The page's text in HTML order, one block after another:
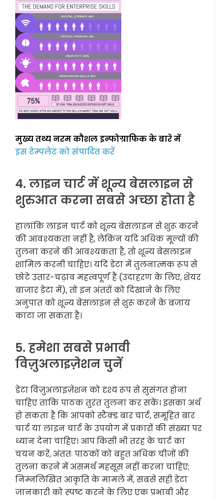
मुख्य तथ्य नरम कौशल इन्फोग्राफिक के बारे में
इस टेम्पलेट को संपादित करें
4. लाइन चार्ट में शून्य बेसलाइन से
शुरुआत करना सबसे अच्छा होता है
हालांकि लाइन चार्ट को शून्य बेसलाइन से शुरू करने
की आवश्यकता नहीं है, लेकिन यदि अधिक मूल्यों की
तुलना करने की आवश्यकता है, तो शून्य बेसलाइन
शामिल करनी चाहिए। यदि डेटा में तुलनात्मक रूप से
छोटे उतार-चढ़ाव महत्वपूर्ण हैं (उदाहरण के लिए, शेयर
बाजार डेटा में), तो इन अंतरों को दिखाने के लिए
अनुपात को शून्य बेसलाइन से शुरू करने के बजाय
काटा जा सकता है।
5. हमेशा सबसे प्रभावी
विज़ुअलाइज़ेशन चुनें
डेटा विज़ुअलाइज़ेशन को दृश्य रूप से सुसंगत होना
चाहिए ताकि पाठक तुरंत तुलना कर सकें। इसका अर्थ
हो सकता है कि आपको स्टैक्ड बार चार्ट, समूहित बार
चार्ट या लाइन चार्ट के उपयोग में प्रकारों की संख्या पर
ध्यान देना चाहिए। आप किसी भी तरह के चार्ट का
चयन करें, अंततः पाठकों को बहुत अधिक चीजों की
तुलना करने में असमर्थ महसूस नहीं करना चाहिए;
निम्नलिखित आकृति के मामले में, सबसे सही डेटा
जानकारी को स्पष्ट करने के लिए एक प्रभावी और